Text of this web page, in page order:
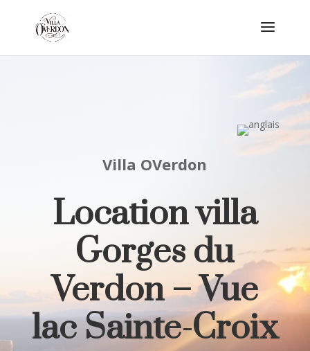
Villa OVerdon
Location villa
Gorges du
Verdon – Vue
lac Sainte-Croix